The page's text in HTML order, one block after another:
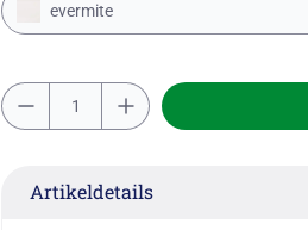
evermite
Artikeldetails